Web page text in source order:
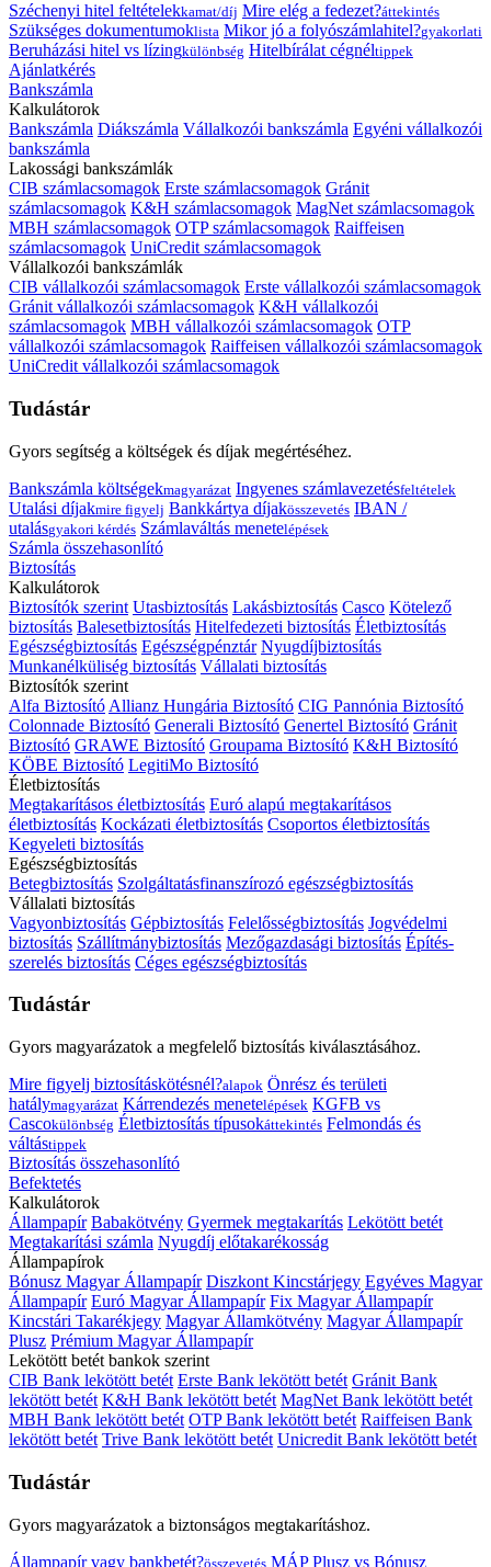
Széchenyi hitel feltételekkamat/díj Mire elég a fedezet?áttekintés
Szükséges dokumentumoklista Mikor jó a folyószámlahitel?gyakorlati
Beruházási hitel vs lízingkülönbség Hitelbírálat cégnéltippek
Ajánlatkérés
Bankszámla
Kalkulátorok
Bankszámla Diákszámla Vállalkozói bankszámla Egyéni vállalkozói
bankszámla
Lakossági bankszámlák
CIB számlacsomagok Erste számlacsomagok Gránit
számlacsomagok K&H számlacsomagok MagNet számlacsomagok
MBH számlacsomagok OTP számlacsomagok Raiffeisen
számlacsomagok UniCredit számlacsomagok
Vállalkozói bankszámlák
CIB vállalkozói számlacsomagok Erste vállalkozói számlacsomagok
Gránit vállalkozói számlacsomagok K&H vállalkozói
számlacsomagok MBH vállalkozói számlacsomagok OTP
vállalkozói számlacsomagok Raiffeisen vállalkozói számlacsomagok
UniCredit vállalkozói számlacsomagok
Tudástár
Gyors segítség a költségek és díjak megértéséhez.
Bankszámla költségekmagyarázat Ingyenes számlavezetésfeltételek
Utalási díjakmire figyelj Bankkártya díjakösszevetés IBAN /
utalásgyakori kérdés Számlaváltás menetelépések
Számla összehasonlító
Biztosítás
Kalkulátorok
Biztosítók szerint Utasbiztosítás Lakásbiztosítás Casco Kötelező
biztosítás Balesetbiztosítás Hitelfedezeti biztosítás Életbiztosítás
Egészségbiztosítás Egészségpénztár Nyugdíjbiztosítás
Munkanélküliség biztosítás Vállalati biztosítás
Biztosítók szerint
Alfa Biztosító Allianz Hungária Biztosító CIG Pannónia Biztosító
Colonnade Biztosító Generali Biztosító Genertel Biztosító Gránit
Biztosító GRAWE Biztosító Groupama Biztosító K&H Biztosító
KÖBE Biztosító LegitiMo Biztosító
Életbiztosítás
Megtakarításos életbiztosítás Euró alapú megtakarításos
életbiztosítás Kockázati életbiztosítás Csoportos életbiztosítás
Kegyeleti biztosítás
Egészségbiztosítás
Betegbiztosítás Szolgáltatásfinanszírozó egészségbiztosítás
Vállalati biztosítás
Vagyonbiztosítás Gépbiztosítás Felelősségbiztosítás Jogvédelmi
biztosítás Szállítmánybiztosítás Mezőgazdasági biztosítás Építés-
szerelés biztosítás Céges egészségbiztosítás
Tudástár
Gyors magyarázatok a megfelelő biztosítás kiválasztásához.
Mire figyelj biztosításkötésnél?alapok Önrész és területi
hatálymagyarázat Kárrendezés menetelépések KGFB vs
Cascokülönbség Életbiztosítás típusokáttekintés Felmondás és
váltástippek
Biztosítás összehasonlító
Befektetés
Kalkulátorok
Állampapír Babakötvény Gyermek megtakarítás Lekötött betét
Megtakarítási számla Nyugdíj előtakarékosság
Állampapírok
Bónusz Magyar Állampapír Diszkont Kincstárjegy Egyéves Magyar
Állampapír Euró Magyar Állampapír Fix Magyar Állampapír
Kincstári Takarékjegy Magyar Államkötvény Magyar Állampapír
Plusz Prémium Magyar Állampapír
Lekötött betét bankok szerint
CIB Bank lekötött betét Erste Bank lekötött betét Gránit Bank
lekötött betét K&H Bank lekötött betét MagNet Bank lekötött betét
MBH Bank lekötött betét OTP Bank lekötött betét Raiffeisen Bank
lekötött betét Trive Bank lekötött betét Unicredit Bank lekötött betét
Tudástár
Gyors magyarázatok a biztonságos megtakarításhoz.
Állampapír vagy bankbetét?összevetés MÁP Plusz vs Bónusz